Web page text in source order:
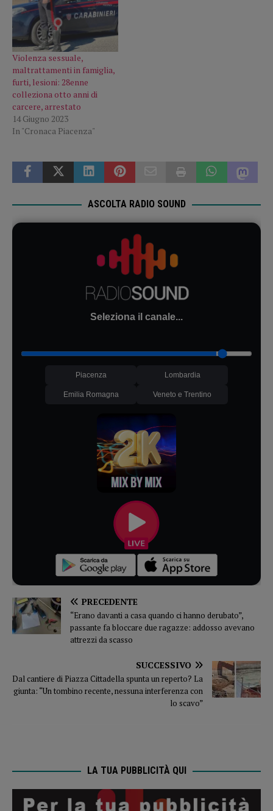
Violenza sessuale,
maltrattamenti in famiglia,
furti, lesioni: 28enne
colleziona otto anni di
carcere, arrestato
14 Giugno 2023
In "Cronaca Piacenza"
ASCOLTA RADIO SOUND
Seleziona il canale...
Piacenza Lombardia
Emilia Romagna Veneto e Trentino
PRECEDENTE
“Erano davanti a casa quando ci hanno derubato”,
passante fa bloccare due ragazze: addosso avevano
attrezzi da scasso
SUCCESSIVO
Dal cantiere di Piazza Cittadella spunta un reperto? La
giunta: “Un tombino recente, nessuna interferenza con
lo scavo”
LA TUA PUBBLICITÀ QUI